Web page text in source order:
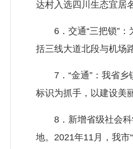
达村入选四川生态宜居
6．交通“三把锁”：
括三线大道北段与机场
7．“金通”：我省乡
标识为抓手，以建设美
8．新增省级社会科
地。2021年11月，我市